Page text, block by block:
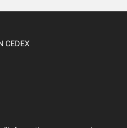
CEDEX